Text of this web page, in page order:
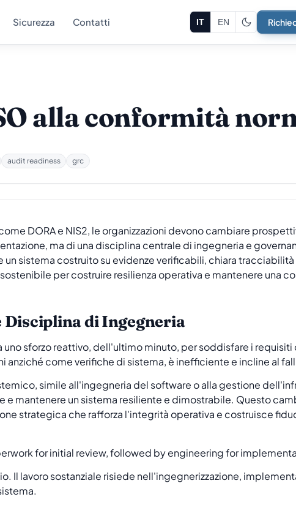
Sicurezza Contatti IT EN
alla conformità
audit readiness grc
DORA e NIS2, le organizzazioni devono cambiare
ma di una disciplina centrale di ingegneria e
sistema costruito su evidenze verificabili, chiara tracciabilità
per costruire resilienza operativa e mantenere una
Disciplina di Ingegneria
sforzo reattivo, dell'ultimo minuto, per soddisfare i requisiti
come verifiche di sistema, è inefficiente e incline al
simile all'ingegneria del software o alla gestione
e mantenere un sistema resiliente e dimostrabile. Questo
strategica che rafforza l'integrità operativa e costruisce
Il lavoro sostanziale risiede nell'ingegnerizzazione,